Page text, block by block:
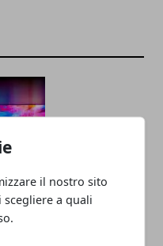
il nostro sito
a quali
sociale: un